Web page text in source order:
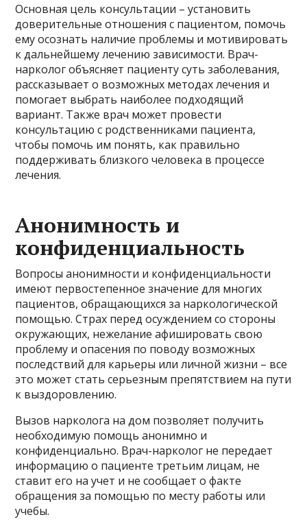
Основная цель консультации – установить
доверительные отношения с пациентом, помочь
ему осознать наличие проблемы и мотивировать
к дальнейшему лечению зависимости. Врач-
нарколог объясняет пациенту суть заболевания,
рассказывает о возможных методах лечения и
помогает выбрать наиболее подходящий
вариант. Также врач может провести
консультацию с родственниками пациента,
чтобы помочь им понять, как правильно
поддерживать близкого человека в процессе
лечения.
Анонимность и
конфиденциальность
Вопросы анонимности и конфиденциальности
имеют первостепенное значение для многих
пациентов, обращающихся за наркологической
помощью. Страх перед осуждением со стороны
окружающих, нежелание афишировать свою
проблему и опасения по поводу возможных
последствий для карьеры или личной жизни – все
это может стать серьезным препятствием на пути
к выздоровлению.
Вызов нарколога на дом позволяет получить
необходимую помощь анонимно и
конфиденциально. Врач-нарколог не передает
информацию о пациенте третьим лицам, не
ставит его на учет и не сообщает о факте
обращения за помощью по месту работы или
учебы.